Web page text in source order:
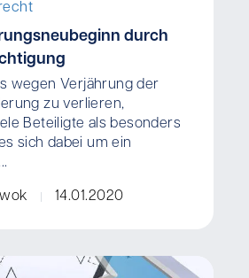
durch
wegen Verjährung der
zu verlieren,
Beteiligte als besonders
sich dabei um ein
14.01.2020